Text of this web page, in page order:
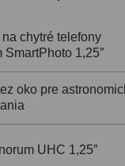
chytré telefony
SmartPhoto 1,25″
oko pre
UHC 1,25″